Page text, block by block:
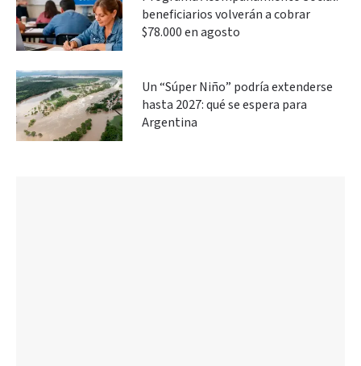
beneficiarios volverán a cobrar
$78.000 en agosto
Un “Súper Niño” podría extenderse
hasta 2027: qué se espera para
Argentina